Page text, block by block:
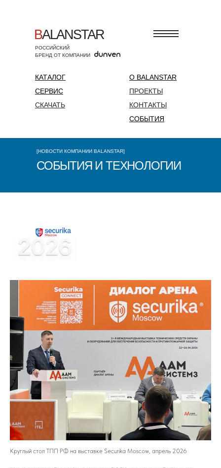
BALANSTAR
РОССИЙСКИЙ
БРЕНД ОТ КОМПАНИИ
КАТАЛОГ
СЕРВИС
СКАЧАТЬ
СОБЫТИЯ
О BALANSTAR
ПРОЕКТЫ
КОНТАКТЫ
СОБЫТИЯ И ТЕХНОЛОГИИ
[НОВОСТИ КОМПАНИИ BALANSTAR]
Круглый стол ТПП РФ на выставке Securika Moscow, апрель 2026